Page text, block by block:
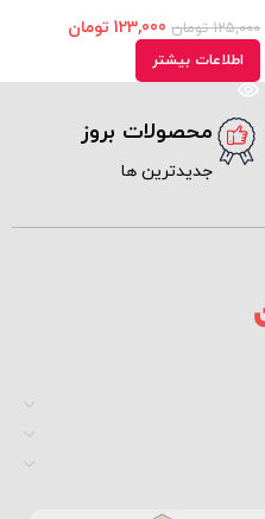
125,000 تومان 123,000 تومان
اطلاعات بیشتر
محصولات بروز
جدیدترین ها